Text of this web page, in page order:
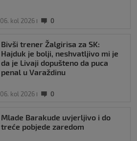
06. kol 2026 0
Bivši trener Žalgirisa za SK:
Hajduk je bolji, neshvatljivo mi je
da je Livaji dopušteno da puca
penal u Varaždinu
06. kol 2026 0
Mlade Barakude uvjerljivo i do
treće pobjede zaredom